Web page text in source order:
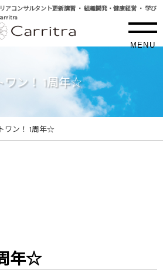
アコンサルタント更新講習 ・ 組織開発・健康経営 ・ 学び
MENU
ワン！ 1周年☆
ワン！ 1周年☆
年☆